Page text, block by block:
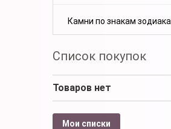
Камни по знакам зодиака
Список покупок
Товаров нет
Мои списки